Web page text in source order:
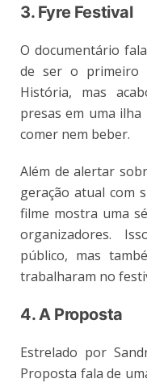
3. Fyre Festival
O documentário
de ser o primeiro
História, mas
presas em uma
comer nem beber.
Além de alertar
geração atual com
filme mostra uma
organizadores.
público, mas
trabalharam no
4. A Proposta
Estrelado por
Proposta fala de